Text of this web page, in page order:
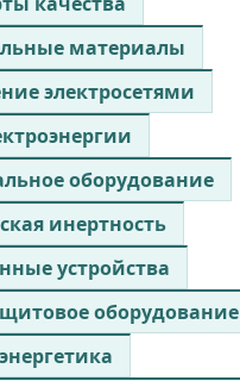
материалы
электросетями
оборудование
инертность
устройства
оборудование